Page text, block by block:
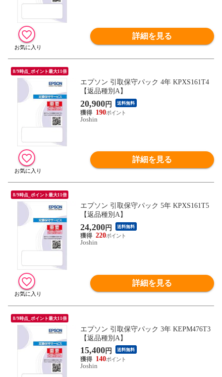
詳細を見る
8/9時点_ポイント最大11倍
エプソン 引取保守パック 4年 KPXS161T4
【返品種別A】
20,900円 送料無料
190
Joshin
詳細を見る
8/9時点_ポイント最大11倍
エプソン 引取保守パック 5年 KPXS161T5
【返品種別A】
24,200円 送料無料
220
Joshin
詳細を見る
8/9時点_ポイント最大11倍
エプソン 引取保守パック 3年 KEPM476T3
【返品種別A】
15,400円 送料無料
140
Joshin